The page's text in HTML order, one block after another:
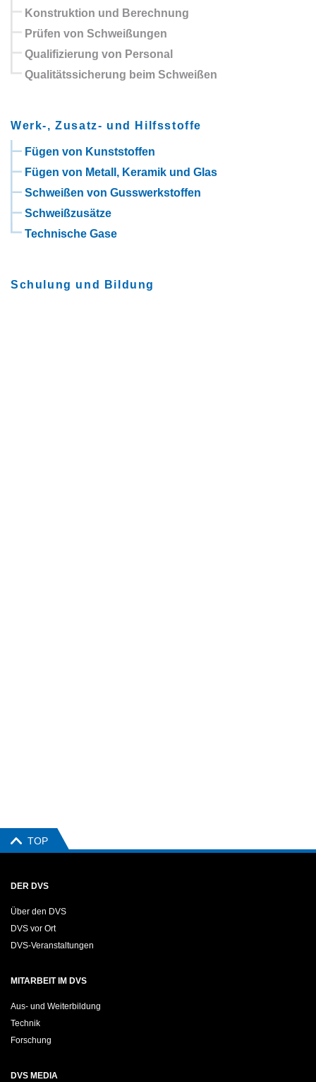
Konstruktion und Berechnung
Prüfen von Schweißungen
Qualifizierung von Personal
Qualitätssicherung beim Schweißen
Werk-, Zusatz- und Hilfsstoffe
Fügen von Kunststoffen
Fügen von Metall, Keramik und Glas
Schweißen von Gusswerkstoffen
Schweißzusätze
Technische Gase
Schulung und Bildung
TOP
DER DVS
Über den DVS
DVS vor Ort
DVS-Veranstaltungen
MITARBEIT IM DVS
Aus- und Weiterbildung
Technik
Forschung
DVS MEDIA